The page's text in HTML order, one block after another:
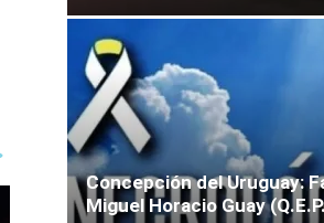
Concepción del Uruguay:
Miguel Horacio Guay